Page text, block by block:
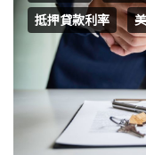
抵押貸款利率